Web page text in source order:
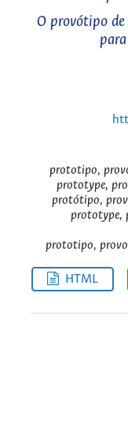
O provótipo
prototipo,
prototype,
protótipo,
prototype,
prototipo,
HTML